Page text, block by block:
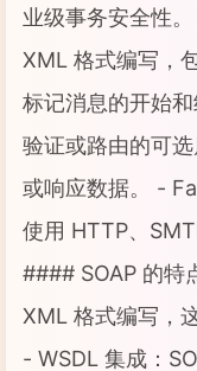
业级事务安全性
XML 格式编写，
标记消息的开始
验证或路由的可
或响应数据。 -
使用 HTTP、
#### SOAP 的特
XML 格式编写，
- WSDL 集成：